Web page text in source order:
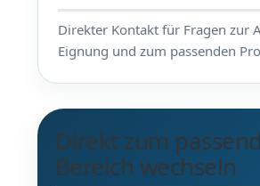
Direkter Kontakt für Fragen zur
Eignung und zum passenden
Direkt zum
Bereich wechseln